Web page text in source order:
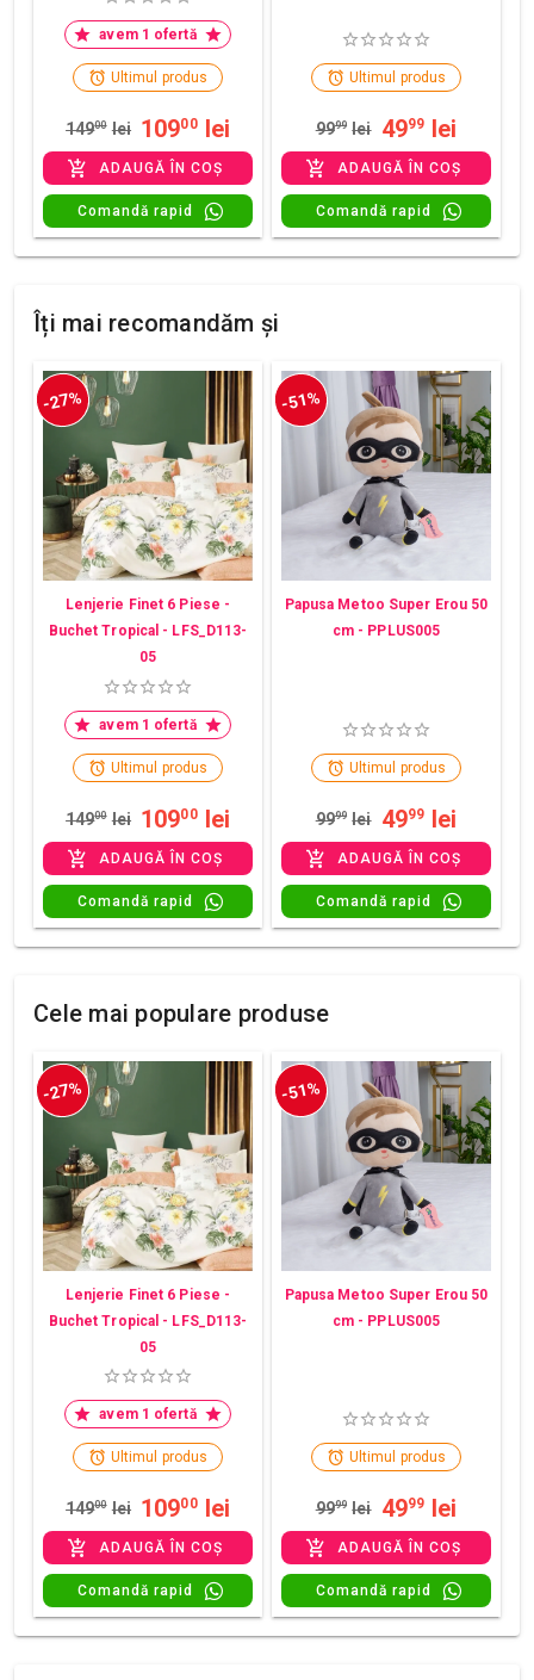
avem 1 ofertă
Ultimul produs
14900 lei 10900 lei
ADAUGĂ ÎN COȘ
Comandă rapid
Ultimul produs
9999 lei 4999 lei
ADAUGĂ ÎN COȘ
Comandă rapid
Îți mai recomandăm și
-27%
Lenjerie Finet 6 Piese -
Buchet Tropical - LFS_D113-
05
avem 1 ofertă
Ultimul produs
14900 lei 10900 lei
ADAUGĂ ÎN COȘ
Comandă rapid
-51%
Papusa Metoo Super Erou 50
cm - PPLUS005
Ultimul produs
9999 lei 4999 lei
ADAUGĂ ÎN COȘ
Comandă rapid
Cele mai populare produse
-27%
Lenjerie Finet 6 Piese -
Buchet Tropical - LFS_D113-
05
avem 1 ofertă
Ultimul produs
14900 lei 10900 lei
ADAUGĂ ÎN COȘ
Comandă rapid
-51%
Papusa Metoo Super Erou 50
cm - PPLUS005
Ultimul produs
9999 lei 4999 lei
ADAUGĂ ÎN COȘ
Comandă rapid